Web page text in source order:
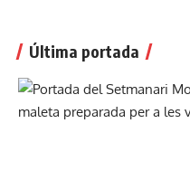
Última portada